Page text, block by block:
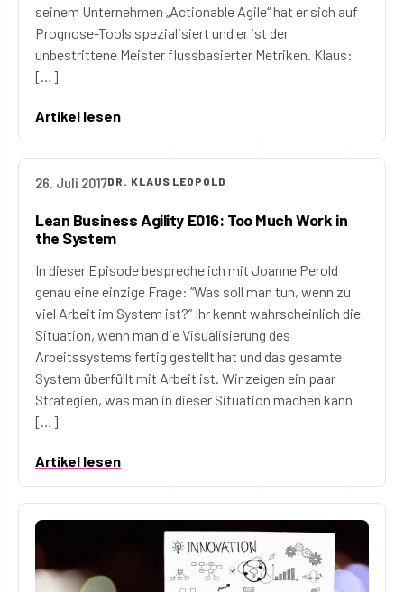
seinem Unternehmen „Actionable Agile“ hat er sich auf
Prognose-Tools spezialisiert und er ist der
unbestrittene Meister flussbasierter Metriken. Klaus:
[…]
Artikel lesen
26. Juli 2017DR. KLAUS LEOPOLD
Lean Business Agility E016: Too Much Work in
the System
In dieser Episode bespreche ich mit Joanne Perold
genau eine einzige Frage: “Was soll man tun, wenn zu
viel Arbeit im System ist?” Ihr kennt wahrscheinlich die
Situation, wenn man die Visualisierung des
Arbeitssystems fertig gestellt hat und das gesamte
System überfüllt mit Arbeit ist. Wir zeigen ein paar
Strategien, was man in dieser Situation machen kann
[…]
Artikel lesen